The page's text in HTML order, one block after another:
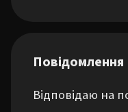
Повідомлення
Відповідаю на